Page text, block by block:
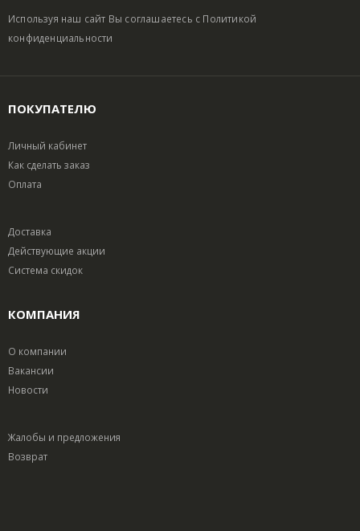
Используя наш сайт Вы соглашаетесь с Политикой
конфиденциальности
ПОКУПАТЕЛЮ
Личный кабинет
Как сделать заказ
Оплата
Доставка
Действующие акции
Система скидок
КОМПАНИЯ
О компании
Вакансии
Новости
Жалобы и предложения
Возврат